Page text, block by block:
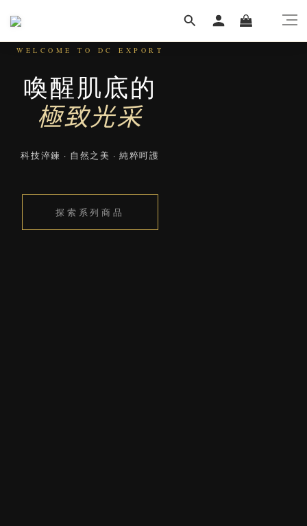
WELCOME TO DC EXPORT
喚醒肌底的
極致光采
科技淬鍊 · 自然之美 · 純粹呵護
探索系列商品